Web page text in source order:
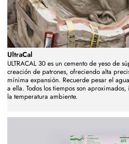
UltraCal
ULTRACAL 30 es un cemento de yeso de
creación de patrones, ofreciendo alta
mínima expansión. Recuerde pesar el
a ella. Todos los tiempos son
la temperatura ambiente.